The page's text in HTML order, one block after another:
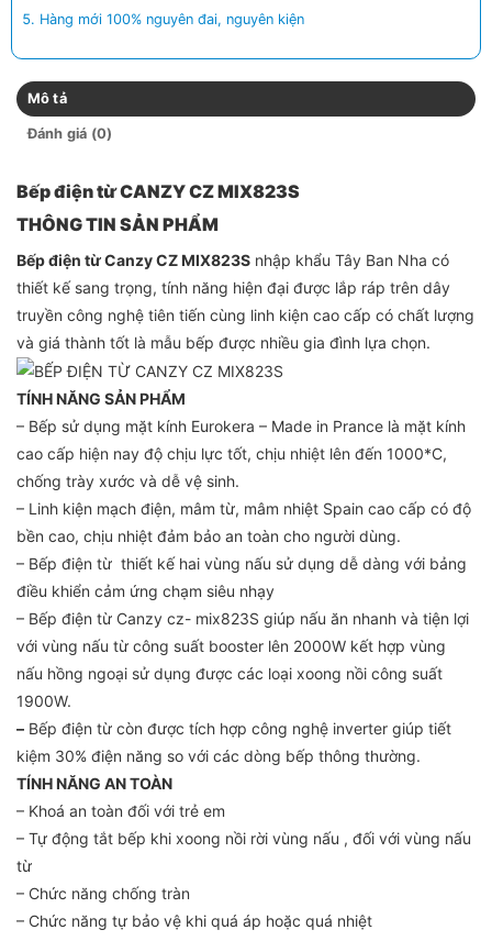
Hàng mới 100% nguyên đai, nguyên kiện
Mô tả
Đánh giá (0)
Bếp điện từ CANZY CZ MIX823S
THÔNG TIN SẢN PHẨM
Bếp điện từ Canzy CZ MIX823S nhập khẩu Tây Ban Nha có
thiết kế sang trọng, tính năng hiện đại được lắp ráp trên dây
truyền công nghệ tiên tiến cùng linh kiện cao cấp có chất lượng
và giá thành tốt là mẫu bếp được nhiều gia đình lựa chọn.
TÍNH NĂNG SẢN PHẨM
– Bếp sử dụng mặt kính Eurokera – Made in Prance là mặt kính
cao cấp hiện nay độ chịu lực tốt, chịu nhiệt lên đến 1000*C,
chống trày xước và dễ vệ sinh.
– Linh kiện mạch điện, mâm từ, mâm nhiệt Spain cao cấp có độ
bền cao, chịu nhiệt đảm bảo an toàn cho người dùng.
– Bếp điện từ thiết kế hai vùng nấu sử dụng dễ dàng với bảng
điều khiển cảm ứng chạm siêu nhạy
– Bếp điện từ Canzy cz- mix823S giúp nấu ăn nhanh và tiện lợi
với vùng nấu từ công suất booster lên 2000W kết hợp vùng
nấu hồng ngoại sử dụng được các loại xoong nồi công suất
1900W.
– Bếp điện từ còn được tích hợp công nghệ inverter giúp tiết
kiệm 30% điện năng so với các dòng bếp thông thường.
TÍNH NĂNG AN TOÀN
– Khoá an toàn đối với trẻ em
– Tự động tắt bếp khi xoong nồi rời vùng nấu , đối với vùng nấu
từ
– Chức năng chống tràn
– Chức năng tự bảo vệ khi quá áp hoặc quá nhiệt